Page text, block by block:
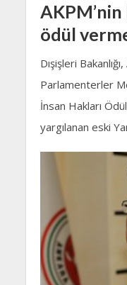
AKPM’nin
ödül
Dışişleri
Parlamenterler
İnsan Hakları
yargılanan eski